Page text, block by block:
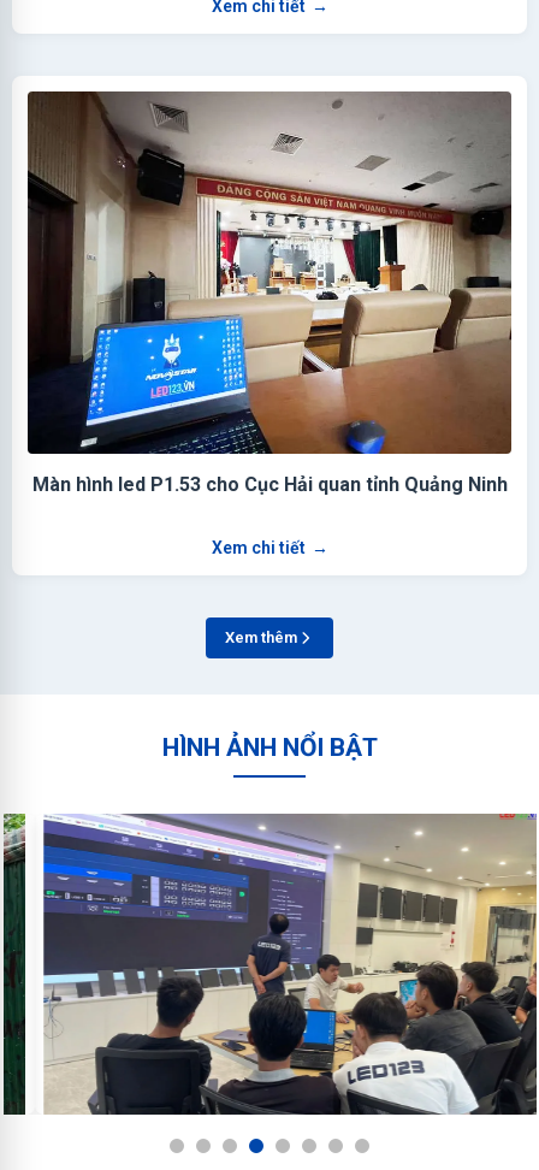
Xem chi tiết →
Màn hình led P1.53 cho Cục Hải quan tỉnh Quảng Ninh
Xem chi tiết →
Xem thêm
HÌNH ẢNH NỔI BẬT
1 2 3 4 5 6 7 8